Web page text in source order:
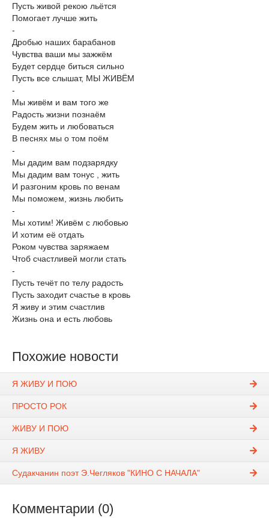
Пусть живой рекою льётся
Помогает лучше жить
-
Дробью наших барабанов
Чувства ваши мы зажжём
Будет сердце биться сильно
Пусть все слышат, МЫ ЖИВЁМ
-
Мы живём и вам того же
Радость жизни познаём
Будем жить и любоваться
В песнях мы о том поём
-
Мы дадим вам подзарядку
Мы дадим вам тонус , жить
И разгоним кровь по венам
Мы поможем, жизнь любить
-
Мы хотим! Живём с любовью
И хотим её отдать
Роком чувства заряжаем
Чтоб счастливей могли стать
-
Пусть течёт по телу радость
Пусть заходит счастье в кровь
Я живу и этим счастлив
Жизнь она и есть любовь
Похожие новости
Я ЖИВУ И ПОЮ
ПРОСТО РОК
ЖИВУ И ПОЮ
Я ЖИВУ
Судакчанин поэт Э.Чегляков "КИНО С НАЧАЛА"
Комментарии (0)